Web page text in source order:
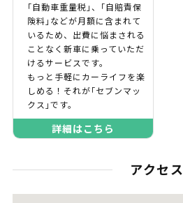
｢自動車重量税｣、｢自賠責保
険料｣などが月額に含まれて
いるため、出費に悩まされる
ことなく新車に乗っていただ
けるサービスです。
もっと手軽にカーライフを楽
しめる！それが｢セブンマッ
クス｣です。
詳細はこちら
アクセス